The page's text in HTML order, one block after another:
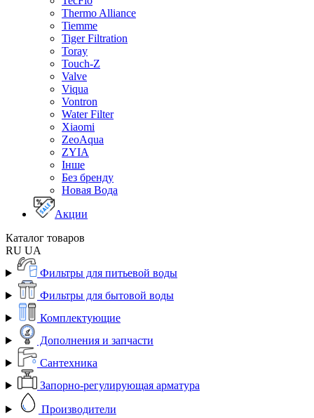
Thermo Alliance
Tiemme
Tiger Filtration
Toray
Touch-Z
Valve
Viqua
Vontron
Water Filter
Xiaomi
ZeoAqua
ZYIA
Інше
Без бренду
Новая Вода
Акции
Каталог товаров
RU UA
Фильтры для питьевой воды
Фильтры для бытовой воды
Комплектующие
Дополнения и запчасти
Сантехника
Запорно-регулирующая арматура
Производители